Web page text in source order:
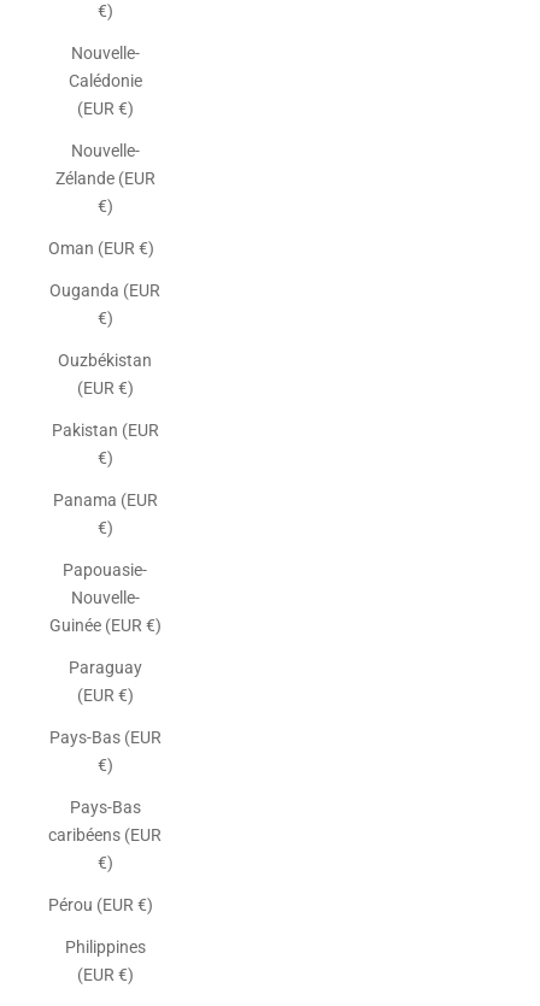
€)
Nouvelle-
Calédonie
(EUR €)
Nouvelle-
Zélande (EUR
€)
Oman (EUR €)
Ouganda (EUR
€)
Ouzbékistan
(EUR €)
Pakistan (EUR
€)
Panama (EUR
€)
Papouasie-
Nouvelle-
Guinée (EUR €)
Paraguay
(EUR €)
Pays-Bas (EUR
€)
Pays-Bas
caribéens (EUR
€)
Pérou (EUR €)
Philippines
(EUR €)